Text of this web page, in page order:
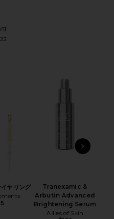
MINI DRESS IN NAVY ON
MINI DRESS IN NAVY ON
MINI DRESS IN NAVY ON
ヤリング
Tranexamic &
Arbutin Advanced
Brightening Serum
Allies of Skin